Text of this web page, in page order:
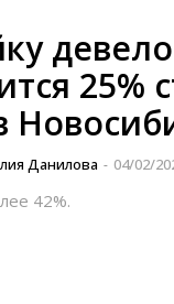
25%
Данилова - 04/02/
42%.